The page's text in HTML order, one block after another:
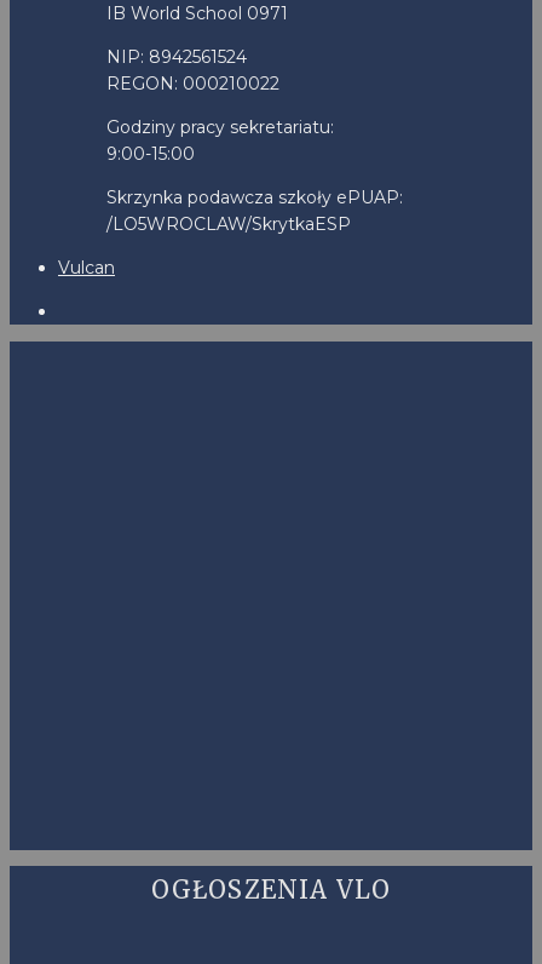
IB World School 0971
NIP: 8942561524
REGON: 000210022
Godziny pracy sekretariatu:
9:00-15:00
Skrzynka podawcza szkoły ePUAP:
/LO5WROCLAW/SkrytkaESP
Vulcan
OGŁOSZENIA VLO